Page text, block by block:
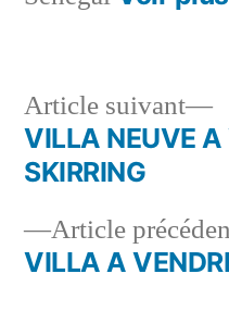
Navigation
l’article
Article
VILLA A
Article suivant
VILLA NEUVE
SKIRRING